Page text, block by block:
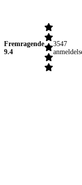
Fremragende
9.4
3547